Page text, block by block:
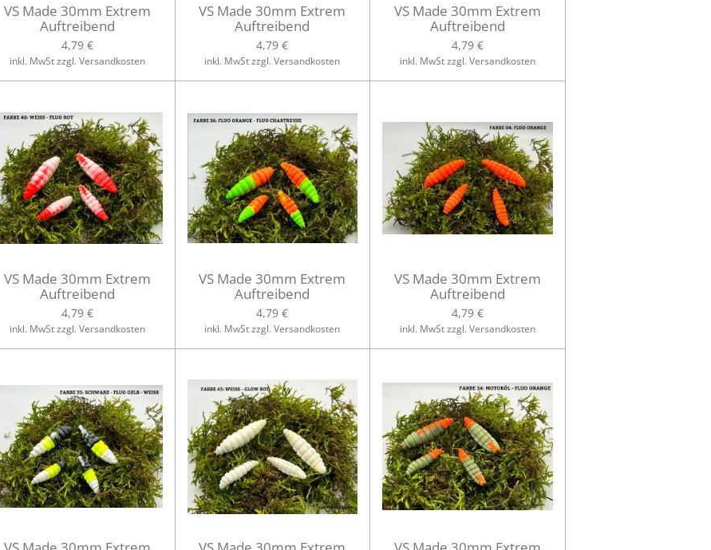
VS Made 30mm Extrem
Auftreibend
4,79 €
inkl. MwSt zzgl. Versandkosten
VS Made 30mm Extrem
Auftreibend
4,79 €
inkl. MwSt zzgl. Versandkosten
VS Made 30mm Extrem
Auftreibend
4,79 €
inkl. MwSt zzgl. Versandkosten
VS Made 30mm Extrem
Auftreibend
4,79 €
inkl. MwSt zzgl. Versandkosten
VS Made 30mm Extrem
Auftreibend
4,79 €
inkl. MwSt zzgl. Versandkosten
VS Made 30mm Extrem
Auftreibend
4,79 €
inkl. MwSt zzgl. Versandkosten